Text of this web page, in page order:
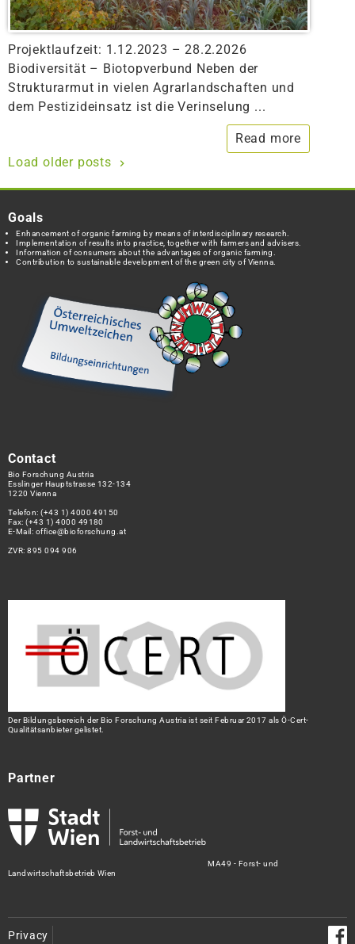
Projektlaufzeit: 1.12.2023 – 28.2.2026
Biodiversität – Biotopverbund Neben der
Strukturarmut in vielen Agrarlandschaften und
dem Pestizideinsatz ist die Verinselung ...
Read more
Load older posts
Goals
Enhancement of organic farming by means of interdisciplinary research.
Implementation of results into practice, together with farmers and advisers.
Information of consumers about the advantages of organic farming.
Contribution to sustainable development of the green city of Vienna.
Contact
Bio Forschung Austria
Esslinger Hauptstrasse 132-134
1220 Vienna
Telefon:(+43 1) 4000 49150
Fax: (+43 1) 4000 49180
E-Mail: office@bioforschung.at
ZVR: 895 094 906
Der Bildungsbereich der Bio Forschung Austria ist seit Februar 2017 als Ö-Cert-
Qualitätsanbieter gelistet.
Partner
MA49 - Forst- und
Landwirtschaftsbetrieb Wien
Privacy